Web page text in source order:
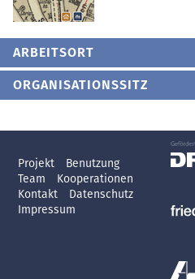
ARBEITSORT
ORGANISATIONSSITZ
Projekt
Benutzung
Team
Kooperationen
Kontakt
Datenschutz
Impressum